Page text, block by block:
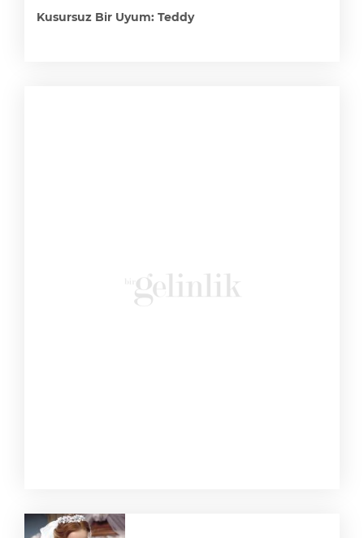
Kusursuz Bir Uyum: Teddy